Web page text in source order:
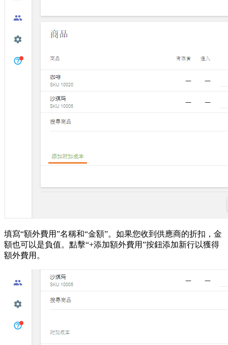
填寫“額外費用”名稱和“金額”。如果您收到供應商的折扣，金
額也可以是負值。點擊“+添加額外費用”按鈕添加新行以獲得
額外費用。